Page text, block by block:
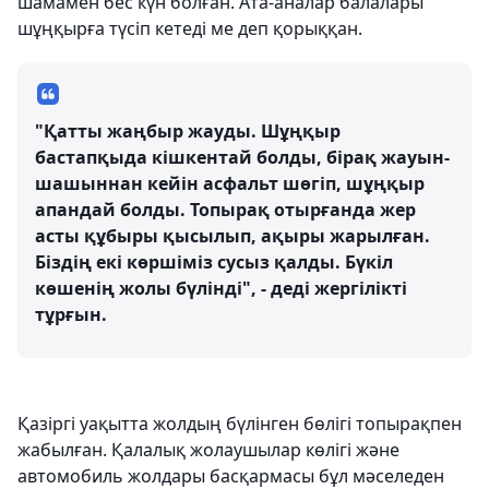
шұңқырға түсіп кетеді ме деп қорыққан.
"Қатты жаңбыр жауды. Шұңқыр
бастапқыда кішкентай болды, бірақ жауын-
шашыннан кейін асфальт шөгіп, шұңқыр
апандай болды. Топырақ отырғанда жер
асты құбыры қысылып, ақыры жарылған.
Біздің екі көршіміз сусыз қалды. Бүкіл
көшенің жолы бүлінді", - деді жергілікті
тұрғын.
Қазіргі уақытта жолдың бүлінген бөлігі топырақпен
жабылған. Қалалық жолаушылар көлігі және
автомобиль жолдары басқармасы бұл мәселеден